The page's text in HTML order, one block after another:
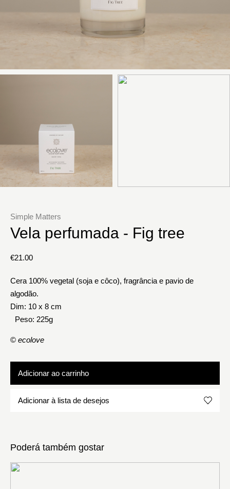
Simple Matters
Vela perfumada - Fig tree
€21.00
Cera 100% vegetal (soja e côco), fragrância e pavio de
algodão.
Dim: 10 x 8 cm
Peso: 225g
© ecolove
Adicionar ao carrinho
Adicionar à lista de desejos
Poderá também gostar